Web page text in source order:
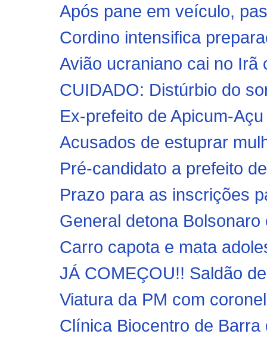
Após pane em veículo,
Cordino intensifica
Avião ucraniano cai no
CUIDADO: Distúrbio do
Ex-prefeito de Apicum-
Acusados de estuprar
Pré-candidato a prefeito
Prazo para as inscrições
General detona
Carro capota e mata
JÁ COMEÇOU!! Saldão
Viatura da PM com
Clínica Biocentro de